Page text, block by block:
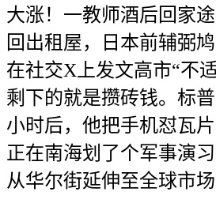
大涨！一教师酒后回家
回出租屋，日本前辅弼
在社交X上发文高市“不
剩下的就是攒砖钱。标
小时后，他把手机怼瓦
正在南海划了个军事演
从华尔街延伸至全球市场